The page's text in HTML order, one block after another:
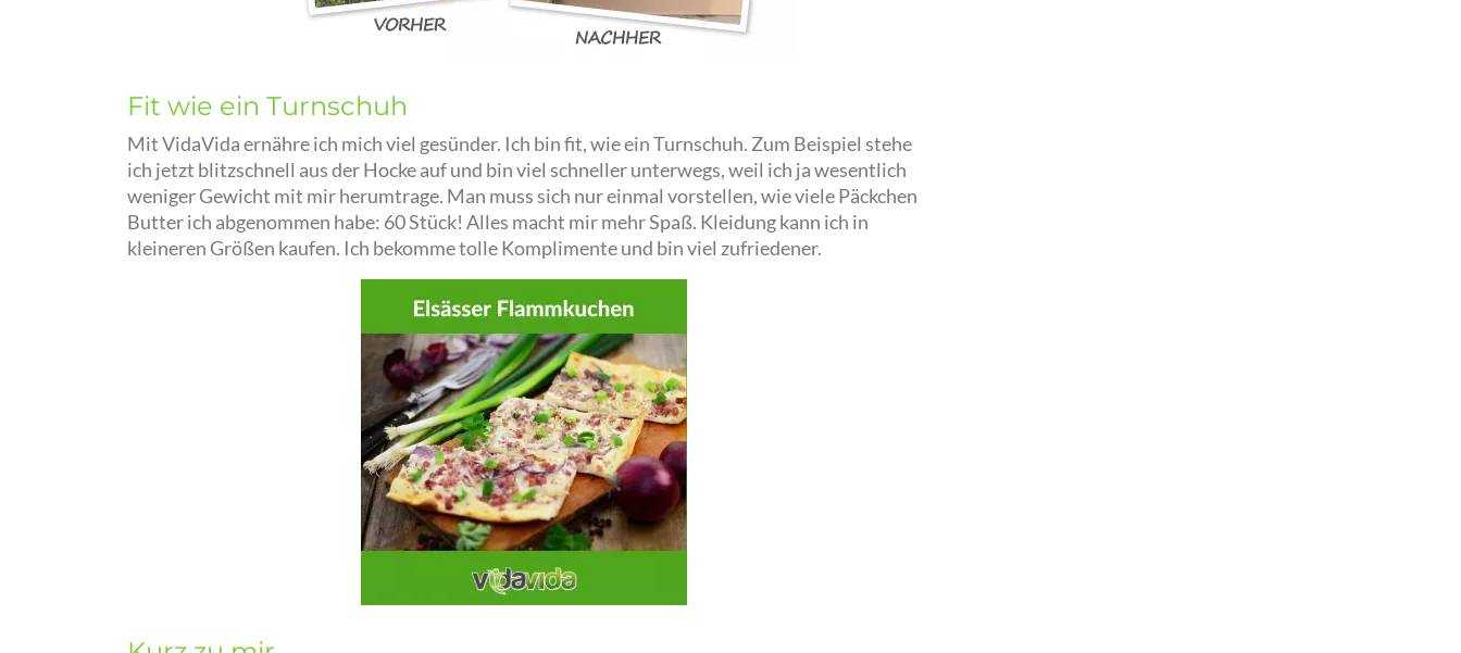
Fit wie ein Turnschuh
Mit VidaVida ernähre ich mich viel gesünder. Ich bin fit, wie ein Turnschuh. Zum Beispiel stehe
ich jetzt blitzschnell aus der Hocke auf und bin viel schneller unterwegs, weil ich ja wesentlich
weniger Gewicht mit mir herumtrage. Man muss sich nur einmal vorstellen, wie viele Päckchen
Butter ich abgenommen habe: 60 Stück! Alles macht mir mehr Spaß. Kleidung kann ich in
kleineren Größen kaufen. Ich bekomme tolle Komplimente und bin viel zufriedener.